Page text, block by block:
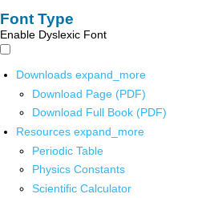
Font Type
Enable Dyslexic Font
Downloads expand_more
Download Page (PDF)
Download Full Book (PDF)
Resources expand_more
Periodic Table
Physics Constants
Scientific Calculator